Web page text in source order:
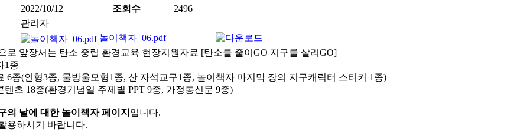
2022/10/12 조회수
2496
관리자
놀이책자_06.pdf
로 앞장서는 탄소 중립 환경교육 현장지원자료 [탄소를 줄이GO 지구를 살리GO]
1종
6종(인형3종, 물방울모형1종, 산 자석교구1종, 놀이책자 마지막 장의 지구캐릭터 스티커 1종)
텐츠 18종(환경기념일 주제별 PPT 9종, 가정통신문 9종)
의 날에 대한 놀이책자 페이지 입니다.
용하시기 바랍니다.